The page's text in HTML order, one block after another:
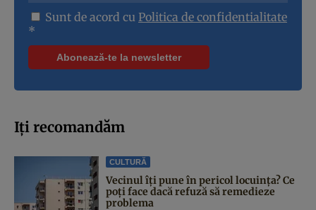
Sunt de acord cu Politica de confidentialitate
*
Iți recomandăm
CULTURĂ
Vecinul îți pune în pericol locuința? Ce
poți face dacă refuză să remedieze
problema